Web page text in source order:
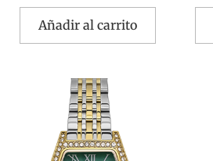
Añadir al carrito